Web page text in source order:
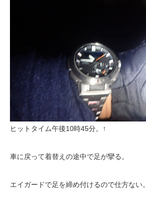
ヒットタイム午後10時45分。↑
車に戻って着替えの途中で足が攣る。
エイガードで足を締め付けるので仕方ない。